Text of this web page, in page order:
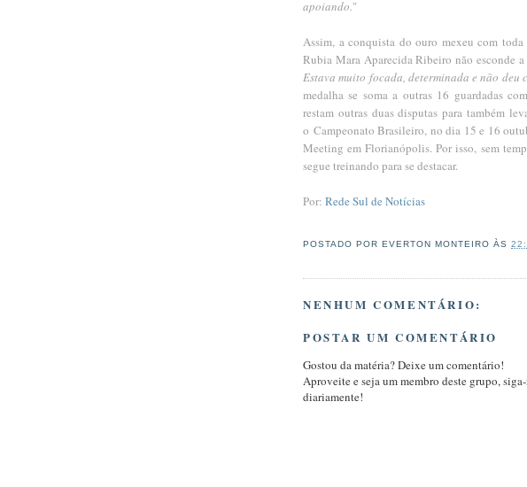
apoiando. "
Assim, a conquista do ouro mexeu com
Rubia Mara Aparecida Ribeiro não esconde
Estava muito focada, determinada e não deu
medalha se soma a outras 16 guardadas
restam outras duas disputas para também
o Campeonato Brasileiro, no dia 15 e 16
Meeting em Florianópolis. Por isso, sem
segue treinando para se destacar.
Por: Rede Sul de Notícias
POSTADO POR EVERTON MONTEIRO ÀS
NENHUM COMENTÁRIO:
POSTAR UM COMENTÁRIO
Gostou da matéria? Deixe um comentário!
Aproveite e seja um membro deste grupo,
diariamente!